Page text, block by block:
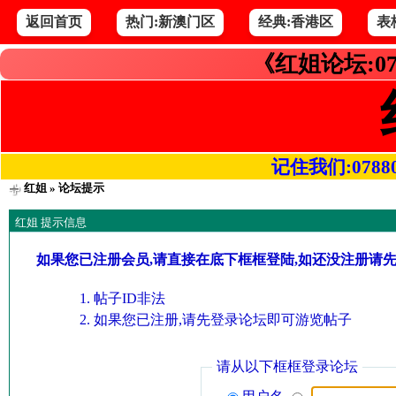
返回首页 热门:新澳门区 经典:香港区 表
《红姐论坛
记住我们
红姐» 论坛提示
红姐 提示信息
如果您已注册会员,请直接在底下框框登陆,如还没注册请
帖子ID非法
如果您已注册,请先登录论坛即可游览帖子
请从以下框框登录论坛